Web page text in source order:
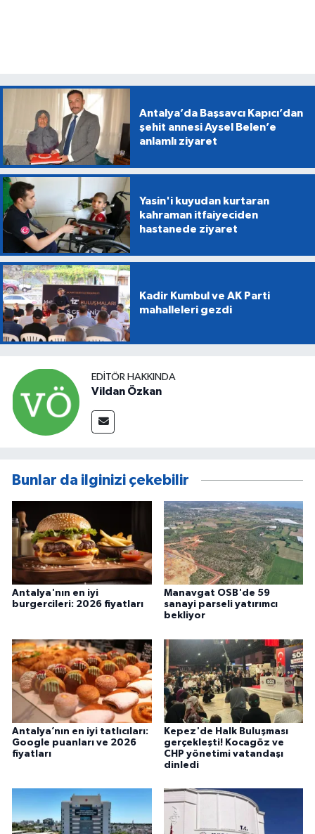
Antalya’da Başsavcı Kapıcı’dan
şehit annesi Aysel Belen’e
anlamlı ziyaret
Yasin'i kuyudan kurtaran
kahraman itfaiyeciden
hastanede ziyaret
Kadir Kumbul ve AK Parti
mahalleleri gezdi
EDITÖR HAKKINDA
Vildan Özkan
Bunlar da ilginizi çekebilir
Antalya'nın en iyi
burgercileri: 2026 fiyatları
Manavgat OSB'de 59
sanayi parseli yatırımcı
bekliyor
Antalya’nın en iyi tatlıcıları:
Google puanları ve 2026
fiyatları
Kepez'de Halk Buluşması
gerçekleşti! Kocagöz ve
CHP yönetimi vatandaşı
dinledi